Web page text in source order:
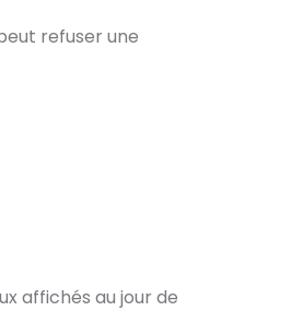
refuser une
affichés au jour de